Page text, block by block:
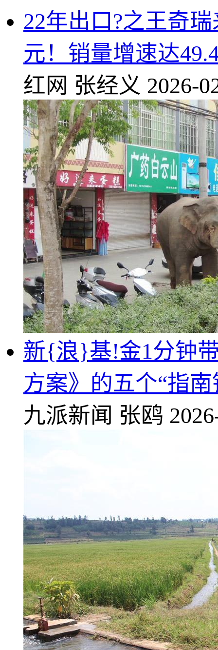
22年出口?之王奇
元！销量增速达
红网 张经义 2026-
新{浪}基!金1分钟
方案》的五个“指南
九派新闻 张鸥